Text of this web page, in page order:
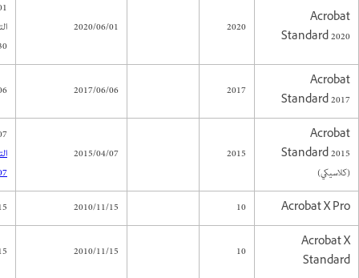
Acrobat
Standard 2020
2020
2020/06/01
Acrobat
Standard 2017
2017
2017/06/06
Acrobat
Standard 2015
(كلاسيكي)
2015
2015/04/07
(
Acrobat X Pro
10
2010/11/15
Acrobat X
Standard
10
2010/11/15